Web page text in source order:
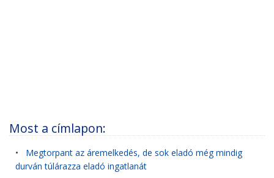
Most a címlapon:
• Megtorpant az áremelkedés, de sok eladó még mindig
durván túlárazza eladó ingatlanát